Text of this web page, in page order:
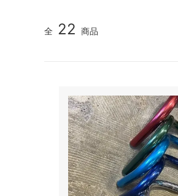
全 22 商品